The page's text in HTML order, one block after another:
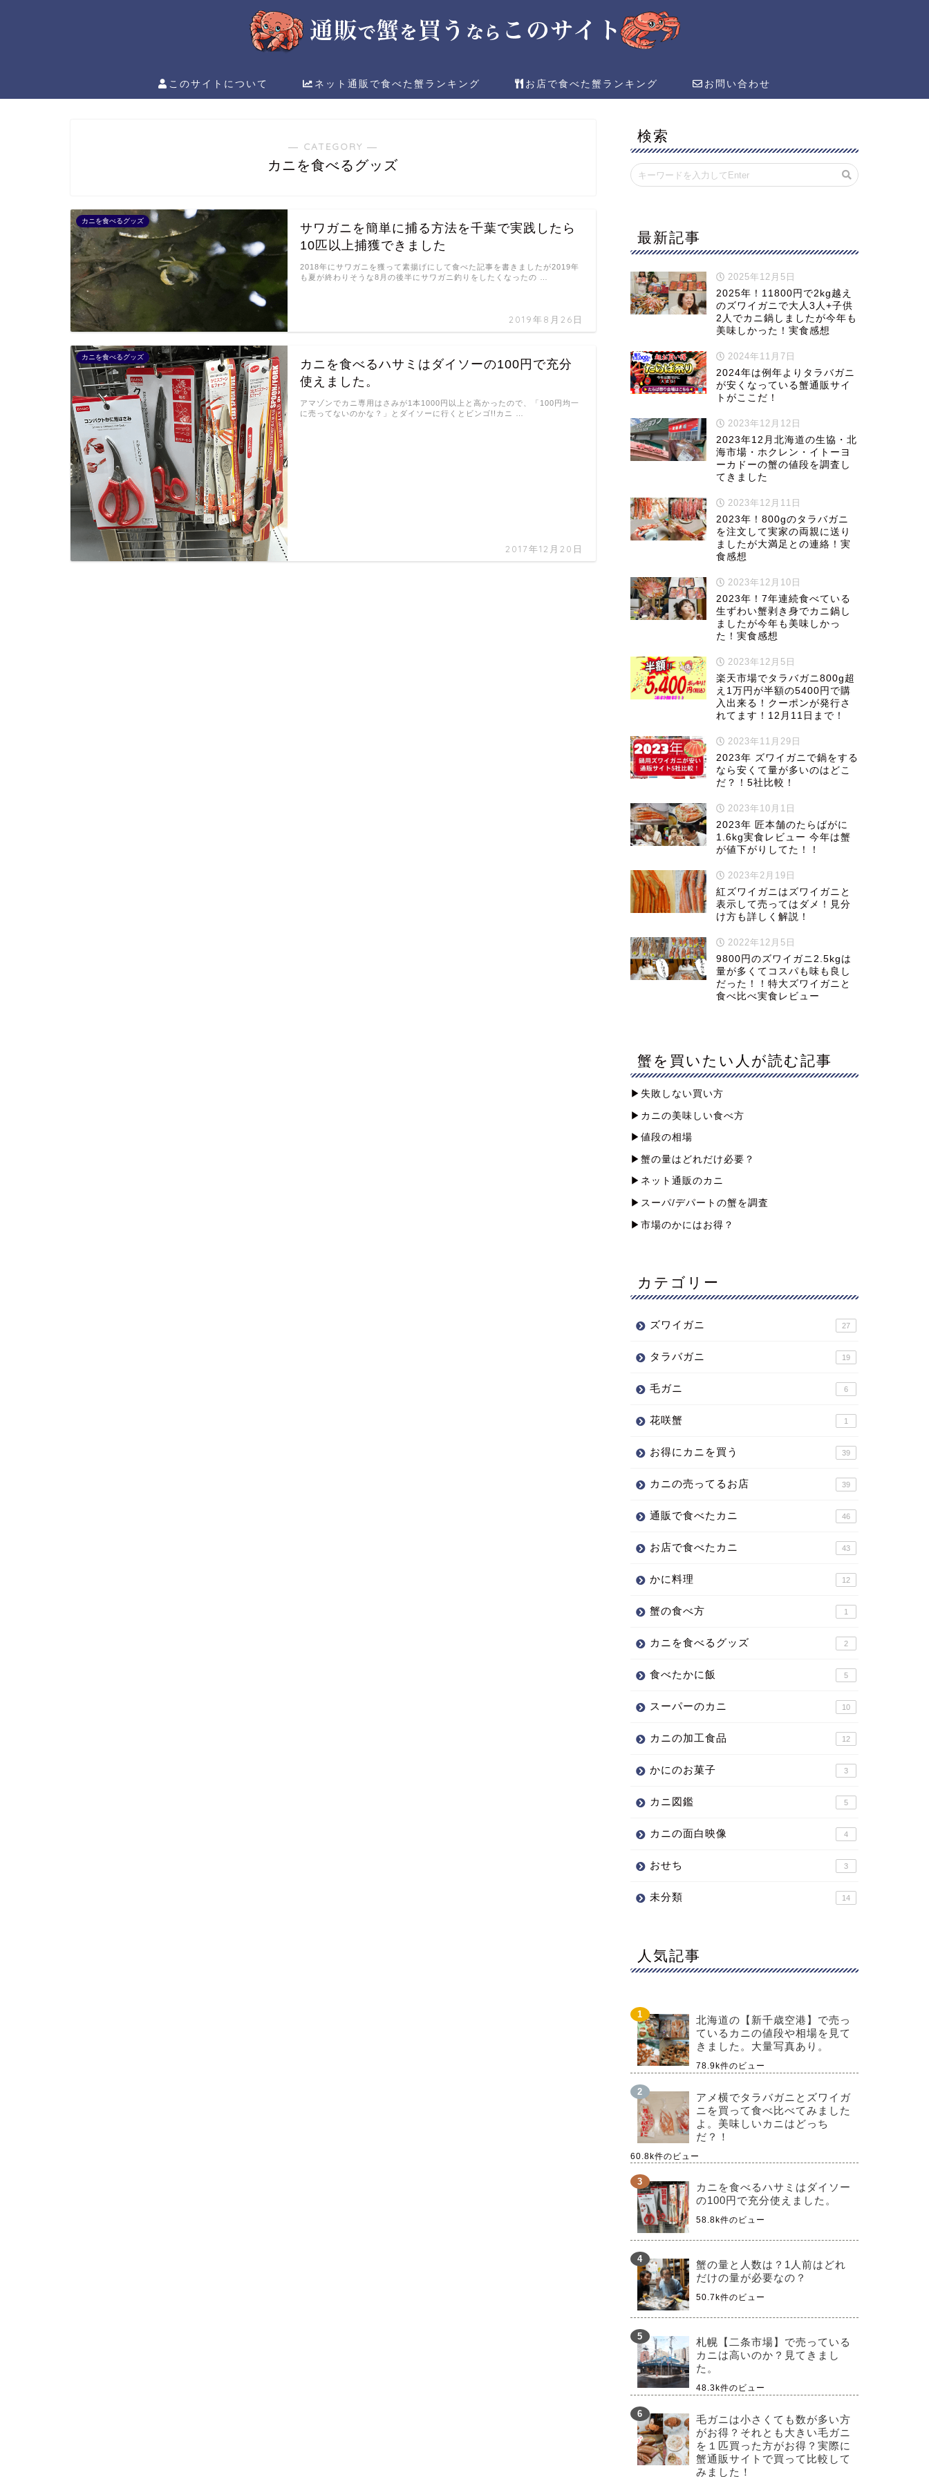
このサイトについて ネット通販で食べた蟹ランキング お店で食べた蟹ランキング お問い合わせ
― CATEGORY ―
カニを食べるグッズ
カニを食べるグッズ
サワガニを簡単に捕る方法を千葉で実践したら
10匹以上捕獲できました
2019年8月26日
2018年にサワガニを獲って素揚げにして食べた記事を書きましたが2019年
も夏が終わりそうな8月の後半にサワガニ釣りをしたくなったの …
カニを食べるグッズ
カニを食べるハサミはダイソーの100円で充分
使えました。
2017年12月20日
アマゾンでカニ専用はさみが1本1000円以上と高かったので、「100円均一
に売ってないのかな？」とダイソーに行くとビンゴ!!カニ …
検索
最新記事
2025年12月5日
2025年！11800円で2kg越え
のズワイガニで大人3人+子供
2人でカニ鍋しましたが今年も
美味しかった！実食感想
2024年11月7日
2024年は例年よりタラバガニ
が安くなっている蟹通販サイ
トがここだ！
2023年12月12日
2023年12月北海道の生協・北
海市場・ホクレン・イトーヨ
ーカドーの蟹の値段を調査し
てきました
2023年12月11日
2023年！800gのタラバガニ
を注文して実家の両親に送り
ましたが大満足との連絡！実
食感想
2023年12月10日
2023年！7年連続食べている
生ずわい蟹剥き身でカニ鍋し
ましたが今年も美味しかっ
た！実食感想
2023年12月5日
楽天市場でタラバガニ800g超
え1万円が半額の5400円で購
入出来る！クーポンが発行さ
れてます！12月11日まで！
2023年11月29日
2023年 ズワイガニで鍋をする
なら安くて量が多いのはどこ
だ？！5社比較！
2023年10月1日
2023年 匠本舗のたらばがに
1.6kg実食レビュー 今年は蟹
が値下がりしてた！！
2023年2月19日
紅ズワイガニはズワイガニと
表示して売ってはダメ！見分
け方も詳しく解説！
2022年12月5日
9800円のズワイガニ2.5kgは
量が多くてコスパも味も良し
だった！！特大ズワイガニと
食べ比べ実食レビュー
蟹を買いたい人が読む記事
▶︎失敗しない買い方
▶︎カニの美味しい食べ方
▶︎値段の相場
▶︎蟹の量はどれだけ必要？
▶︎ネット通販のカニ
▶︎スーパ/デパートの蟹を調査
▶︎市場のかにはお得？
カテゴリー
ズワイガニ 27
タラバガニ 19
毛ガニ 6
花咲蟹 1
お得にカニを買う 39
カニの売ってるお店 39
通販で食べたカニ 46
お店で食べたカニ 43
かに料理 12
蟹の食べ方 1
カニを食べるグッズ 2
食べたかに飯 5
スーパーのカニ 10
カニの加工食品 12
かにのお菓子 3
カニ図鑑 5
カニの面白映像 4
おせち 3
未分類 14
人気記事
北海道の【新千歳空港】で売っ
ているカニの値段や相場を見て
きました。大量写真あり。
78.9k件のビュー
アメ横でタラバガニとズワイガ
ニを買って食べ比べてみました
よ。美味しいカニはどっち
だ？！
60.8k件のビュー
カニを食べるハサミはダイソー
の100円で充分使えました。
58.8k件のビュー
蟹の量と人数は？1人前はどれ
だけの量が必要なの？
50.7k件のビュー
札幌【二条市場】で売っている
カニは高いのか？見てきまし
た。
48.3k件のビュー
毛ガニは小さくても数が多い方
がお得？それとも大きい毛ガニ
を１匹買った方がお得？実際に
蟹通販サイトで買って比較して
みました！